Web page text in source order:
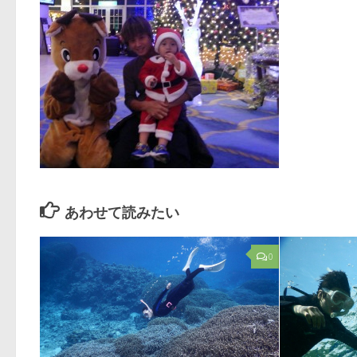
あわせて読みたい
0